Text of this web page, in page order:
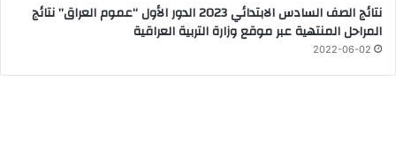
نتائج الصف السادس الابتدائي 2023 الدور الأول “عموم العراق” نتائج
المراحل المنتهية عبر موقع وزارة التربية العراقية
2022-06-02